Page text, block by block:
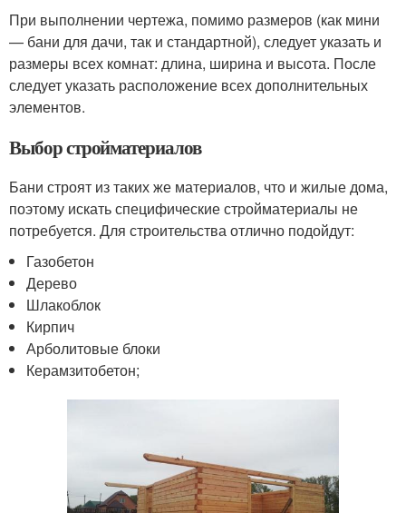
При выполнении чертежа, помимо размеров (как мини
— бани для дачи, так и стандартной), следует указать и
размеры всех комнат: длина, ширина и высота. После
следует указать расположение всех дополнительных
элементов.
Выбор стройматериалов
Бани строят из таких же материалов, что и жилые дома,
поэтому искать специфические стройматериалы не
потребуется. Для строительства отлично подойдут:
Газобетон
Дерево
Шлакоблок
Кирпич
Арболитовые блоки
Керамзитобетон;